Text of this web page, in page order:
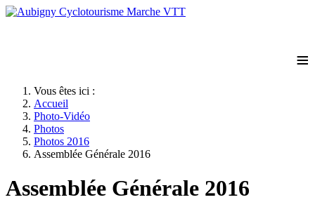
≡
Vous êtes ici :
Accueil
Photo-Vidéo
Photos
Photos 2016
Assemblée Générale 2016
Assemblée Générale 2016